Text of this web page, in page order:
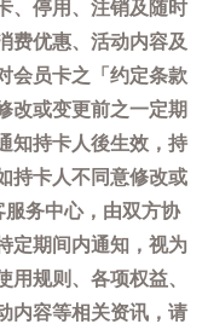
、停用、注销及随时
费优惠、活动内容及
会员卡之「约定条款
改或变更前之一定期
知持卡人後生效，持
持卡人不同意修改或
务中心，由双方协
定期间内通知，视为
用规则、各项权益、
内容等相关资讯，请